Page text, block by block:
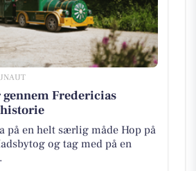
Fredericias
på en helt særlig måde Hop på
og tag med på en